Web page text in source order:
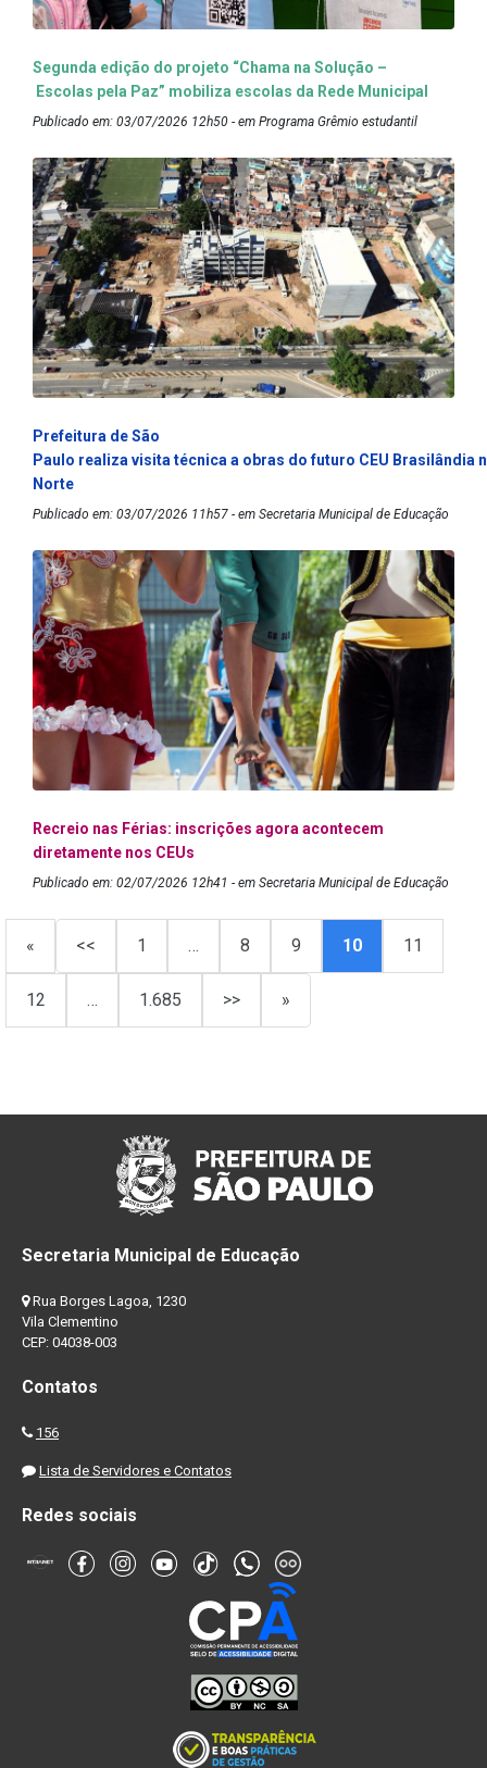
Segunda edição do projeto “Chama na Solução –
Escolas pela Paz” mobiliza escolas da Rede Municipal
Publicado em: 03/07/2026 12h50 - em Programa Grêmio estudantil
Prefeitura de São
Paulo realiza visita técnica a obras do futuro CEU Brasilândia
Norte
Publicado em: 03/07/2026 11h57 - em Secretaria Municipal de Educação
Recreio nas Férias: inscrições agora acontecem
diretamente nos CEUs
Publicado em: 02/07/2026 12h41 - em Secretaria Municipal de Educação
« << 1 … 8 9 10 11
12 … 1.685 >> »
Secretaria Municipal de Educação
Rua Borges Lagoa, 1230
Vila Clementino
CEP: 04038-003
Contatos
156
Lista de Servidores e Contatos
Redes sociais